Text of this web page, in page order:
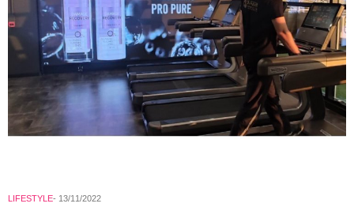
LIFESTYLE 13/11/2022